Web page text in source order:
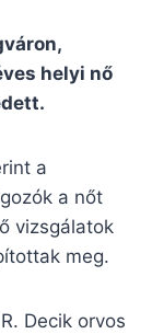
helyi nő
a
a nőt
vizsgálatok
meg.
Decik orvos